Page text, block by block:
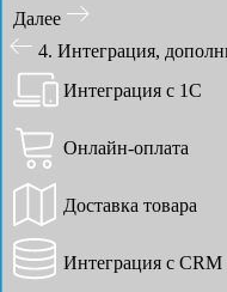
Далее
4. Интеграция,
Интеграция с 1С
Онлайн-оплата
Доставка товара
Интеграция с CRM